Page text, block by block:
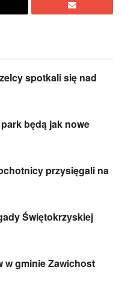
spotkali się nad
będą jak nowe
przysięgali na
Świętokrzyskiej
w gminie Zawichost